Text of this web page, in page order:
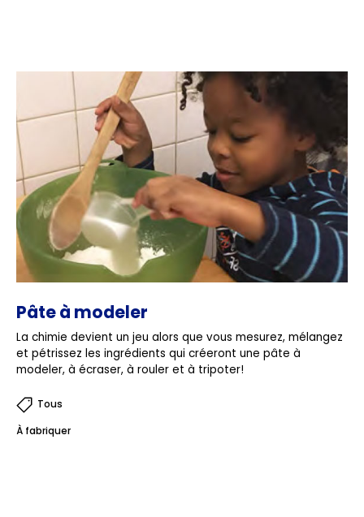
Pâte à modeler
La chimie devient un jeu alors que vous mesurez, mélangez
et pétrissez les ingrédients qui créeront une pâte à
modeler, à écraser, à rouler et à tripoter!
Tous
À fabriquer